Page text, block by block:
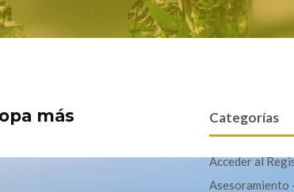
más
Categorías
Acceder al
Asesoramiento